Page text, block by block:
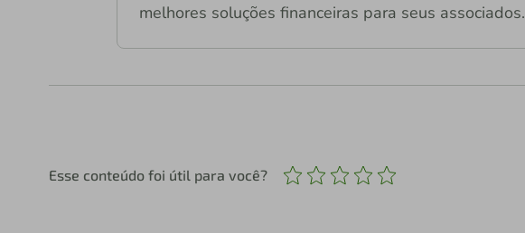
melhores soluções financeiras para seus associados.
Esse conteúdo foi útil para você?